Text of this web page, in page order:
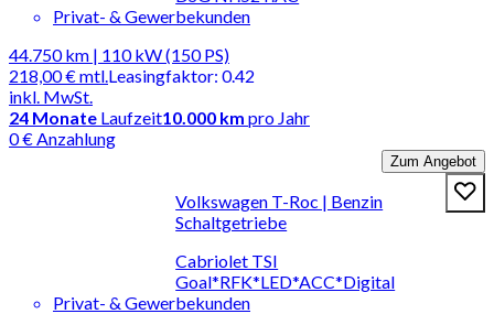
Privat- & Gewerbekunden
44.750 km | 110 kW (150 PS)
218,00 €mtl.
inkl. MwSt.
Leasingfaktor: 0.42
24 Monate Laufzeit10.000 km pro Jahr
0 € Anzahlung
Zum Angebot
Volkswagen T-Roc | Benzin
Schaltgetriebe
Cabriolet TSI
Goal*RFK*LED*ACC*Digital
Privat- & Gewerbekunden